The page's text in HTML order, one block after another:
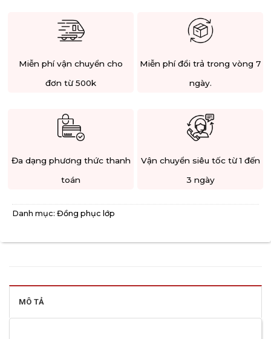
Miễn phí vận chuyển cho
đơn từ 500k
Miễn phí đổi trả trong vòng 7
ngày.
Đa dạng phương thức thanh
toán
Vận chuyển siêu tốc từ 1 đến
3 ngày
Danh mục: Đồng phục lớp
MÔ TẢ